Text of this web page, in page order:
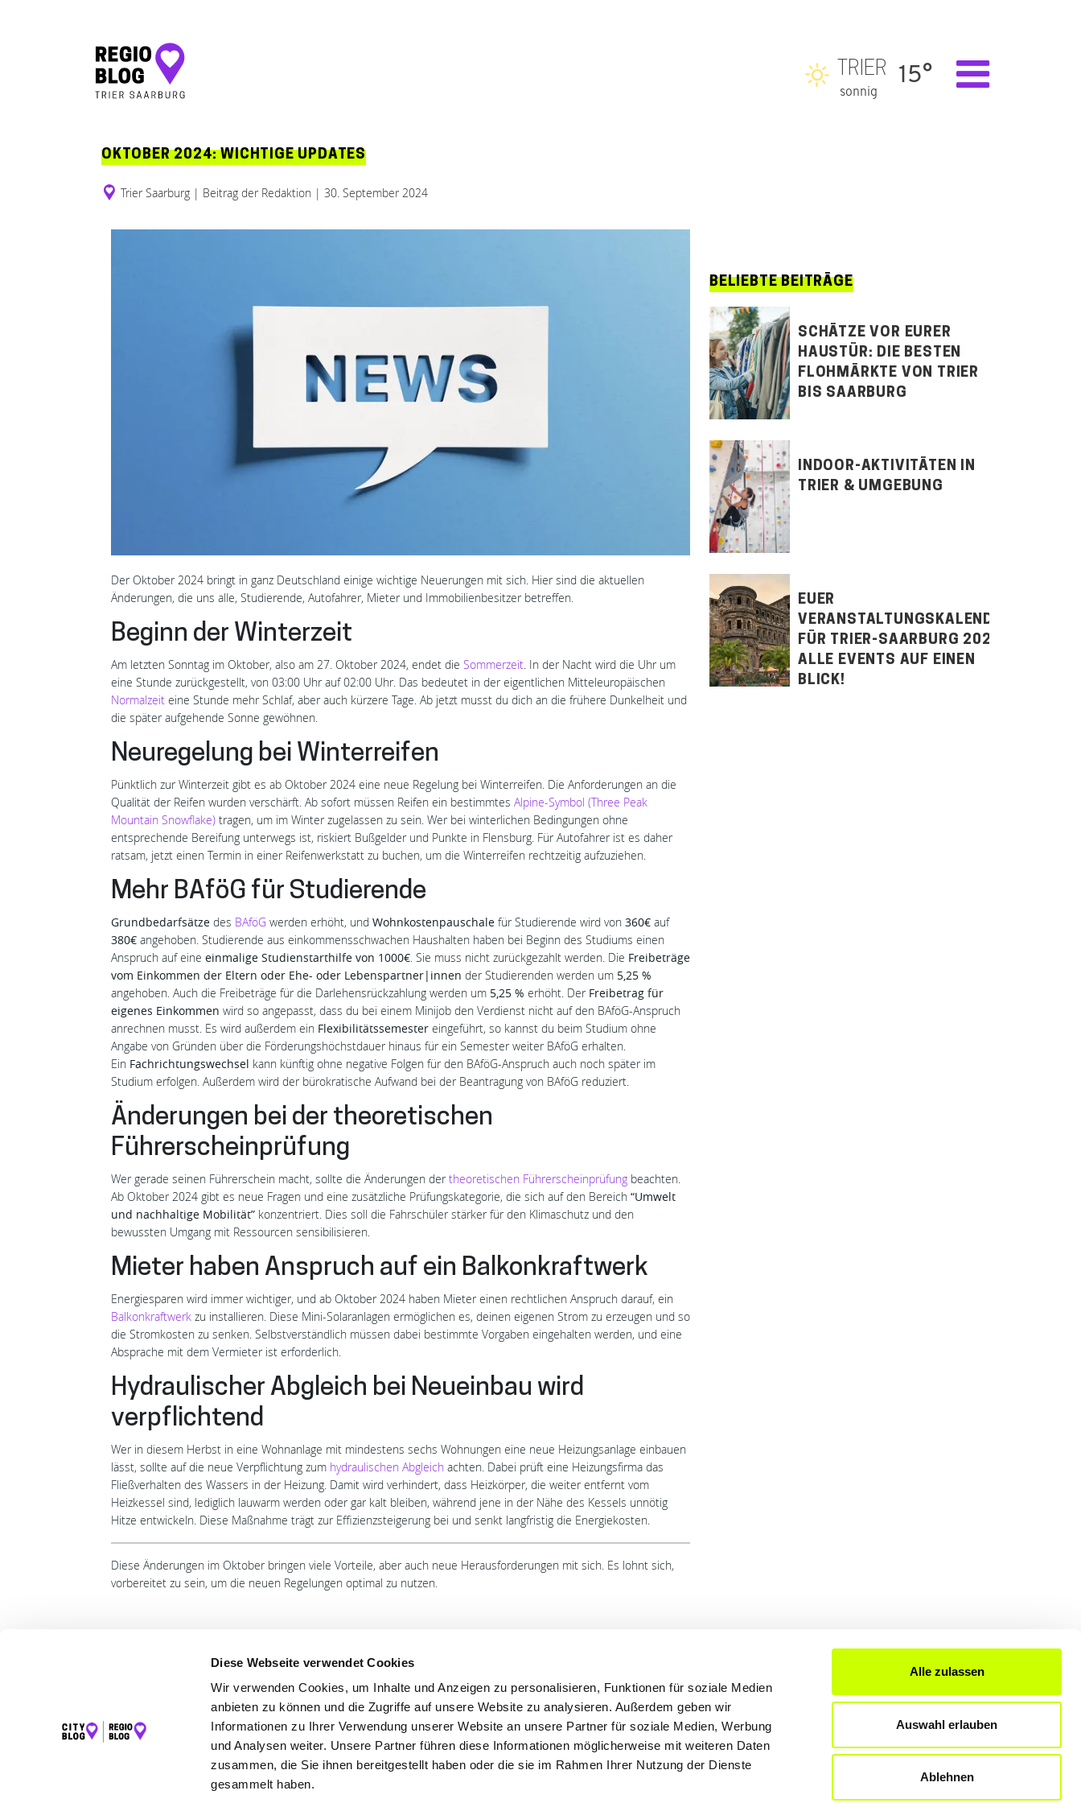
Diese Webseite verwendet Cookies
Wir verwenden Cookies, um Inhalte und Anzeigen zu personalisieren, Funktionen für soziale Medien
anbieten zu können und die Zugriffe auf unsere Website zu analysieren. Außerdem geben wir
Informationen zu Ihrer Verwendung unserer Website an unsere Partner für soziale Medien, Werbung
und Analysen weiter. Unsere Partner führen diese Informationen möglicherweise mit weiteren Daten
zusammen, die Sie ihnen bereitgestellt haben oder die sie im Rahmen Ihrer Nutzung der Dienste
gesammelt haben.
Alle zulassen
Auswahl erlauben
Ablehnen
Hauptnavigation
TRIER
sonnig
15°
OKTOBER 2024: WICHTIGE UPDATES
Trier Saarburg | Beitrag der Redaktion | 30. September 2024
Der Oktober 2024 bringt in ganz Deutschland einige wichtige Neuerungen mit sich. Hier sind die aktuellen
Änderungen, die uns alle, Studierende, Autofahrer, Mieter und Immobilienbesitzer betreffen.
Beginn der Winterzeit
Am letzten Sonntag im Oktober, also am 27. Oktober 2024, endet die Sommerzeit . In der Nacht wird die Uhr um
eine Stunde zurückgestellt, von 03:00 Uhr auf 02:00 Uhr. Das bedeutet in der eigentlichen Mitteleuropäischen
Normalzeit eine Stunde mehr Schlaf, aber auch kürzere Tage. Ab jetzt musst du dich an die frühere Dunkelheit und
die später aufgehende Sonne gewöhnen.
Neuregelung bei Winterreifen
Pünktlich zur Winterzeit gibt es ab Oktober 2024 eine neue Regelung bei Winterreifen. Die Anforderungen an die
Qualität der Reifen wurden verschärft. Ab sofort müssen Reifen ein bestimmtes Alpine-Symbol (Three Peak
Mountain Snowflake) tragen, um im Winter zugelassen zu sein. Wer bei winterlichen Bedingungen ohne
entsprechende Bereifung unterwegs ist, riskiert Bußgelder und Punkte in Flensburg. Für Autofahrer ist es daher
ratsam, jetzt einen Termin in einer Reifenwerkstatt zu buchen, um die Winterreifen rechtzeitig aufzuziehen.
Mehr BAföG für Studierende
Grundbedarfsätze des BAföG werden erhöht, und Wohnkostenpauschale für Studierende wird von 360€ auf
380€ angehoben. Studierende aus einkommensschwachen Haushalten haben bei Beginn des Studiums einen
Anspruch auf eine einmalige Studienstarthilfe von 1000€ . Sie muss nicht zurückgezahlt werden. Die Freibeträge
vom Einkommen der Eltern oder Ehe- oder Lebenspartner|innen der Studierenden werden um 5,25 %
angehoben. Auch die Freibeträge für die Darlehensrückzahlung werden um 5,25 % erhöht. Der Freibetrag für
eigenes Einkommen wird so angepasst, dass du bei einem Minijob den Verdienst nicht auf den BAföG-Anspruch
anrechnen musst. Es wird außerdem ein Flexibilitätssemester eingeführt, so kannst du beim Studium ohne
Angabe von Gründen über die Förderungshöchstdauer hinaus für ein Semester weiter BAföG erhalten.
Ein Fachrichtungswechsel kann künftig ohne negative Folgen für den BAföG-Anspruch auch noch später im
Studium erfolgen. Außerdem wird der bürokratische Aufwand bei der Beantragung von BAföG reduziert.
Änderungen bei der theoretischen
Führerscheinprüfung
Wer gerade seinen Führerschein macht, sollte die Änderungen dertheoretischen Führerscheinprüfung beachten.
Ab Oktober 2024 gibt es neue Fragen und eine zusätzliche Prüfungskategorie, die sich auf den Bereich “Umwelt
und nachhaltige Mobilität” konzentriert. Dies soll die Fahrschüler stärker für den Klimaschutz und den
bewussten Umgang mit Ressourcen sensibilisieren.
Mieter haben Anspruch auf ein Balkonkraftwerk
Energiesparen wird immer wichtiger, und ab Oktober 2024 haben Mieter einen rechtlichen Anspruch darauf, ein
Balkonkraftwerk zu installieren. Diese Mini-Solaranlagen ermöglichen es, deinen eigenen Strom zu erzeugen und so
die Stromkosten zu senken. Selbstverständlich müssen dabei bestimmte Vorgaben eingehalten werden, und eine
Absprache mit dem Vermieter ist erforderlich.
Hydraulischer Abgleich bei Neueinbau wird
verpflichtend
Wer in diesem Herbst in eine Wohnanlage mit mindestens sechs Wohnungen eine neue Heizungsanlage einbauen
lässt, sollte auf die neue Verpflichtung zum hydraulischen Abgleich achten. Dabei prüft eine Heizungsfirma das
Fließverhalten des Wassers in der Heizung. Damit wird verhindert, dass Heizkörper, die weiter entfernt vom
Heizkessel sind, lediglich lauwarm werden oder gar kalt bleiben, während jene in der Nähe des Kessels unnötig
Hitze entwickeln. Diese Maßnahme trägt zur Effizienzsteigerung bei und senkt langfristig die Energiekosten.
Diese Änderungen im Oktober bringen viele Vorteile, aber auch neue Herausforderungen mit sich. Es lohnt sich,
vorbereitet zu sein, um die neuen Regelungen optimal zu nutzen.
BELIEBTE BEITRÄGE
SCHÄTZE VOR EURER
HAUSTÜR: DIE BESTEN
FLOHMÄRKTE VON TRIER
BIS SAARBURG
INDOOR-AKTIVITÄTEN IN
TRIER & UMGEBUNG
EUER
VERANSTALTUNGSKALENDER
FÜR TRIER-SAARBURG 2026:
ALLE EVENTS AUF EINEN
BLICK!
LET'S CONNECT
Kontakt
SERVICE
WhatsApp
0800 0057425
FÜR UNTERNEHMER
Werben auf dem Blog